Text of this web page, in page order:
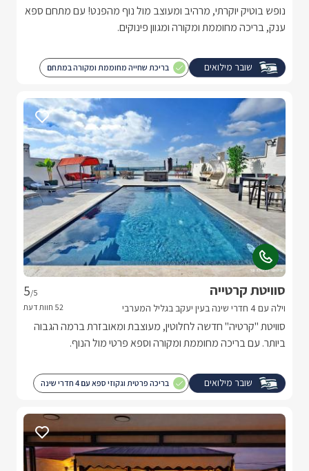
נופש בוטיק יוקרתי, מרהיב ומעוצב מול נוף מהפנט! עם מתחם ספא
ענק, בריכה מחוממת ומקורה ומגוון פינוקים.
שובר מילואים בריכת שחייה מחוממת ומקורה במתחם
סוויטת קרטייה
וילה עם 4 חדרי שינה בעין יעקב בגליל המערבי
5/5
סוויטת "קרטיה" חדשה לחלוטין, מעוצבת ומאובזרת ברמה הגבוה
ביותר. עם בריכה מחוממת ומקורה וספא פרטי מול הנוף.
שובר מילואים בריכה פרטית וגקוזי ספא עם 4 חדרי שינה